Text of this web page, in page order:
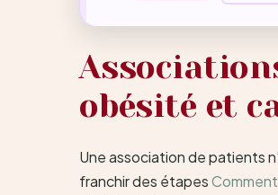
obésité et
Une association de patients
franchir des étapes